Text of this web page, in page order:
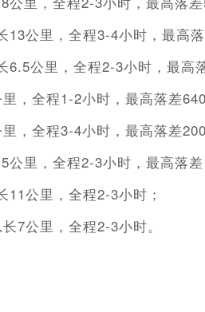
13公里，全程3-4小时，最高落
6.5公里，全程2-3小时，最高
，全程1-2小时，最高落差640
，全程3-4小时，最高落差200
里，全程2-3小时，最高落差
公里，全程2-3小时；
7公里，全程2-3小时。